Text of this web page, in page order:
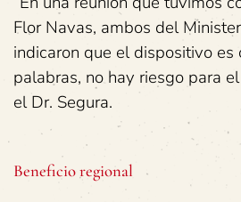
Flor Navas, ambos del
indicaron que el dispositivo es
palabras, no hay riesgo para
el Dr. Segura.
Beneficio regional